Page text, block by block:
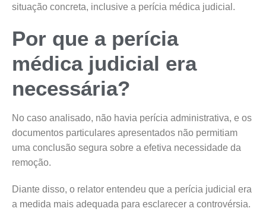
situação concreta, inclusive a perícia médica judicial.
Por que a perícia
médica judicial era
necessária?
No caso analisado, não havia perícia administrativa, e os
documentos particulares apresentados não permitiam
uma conclusão segura sobre a efetiva necessidade da
remoção.
Diante disso, o relator entendeu que a perícia judicial era
a medida mais adequada para esclarecer a controvérsia.